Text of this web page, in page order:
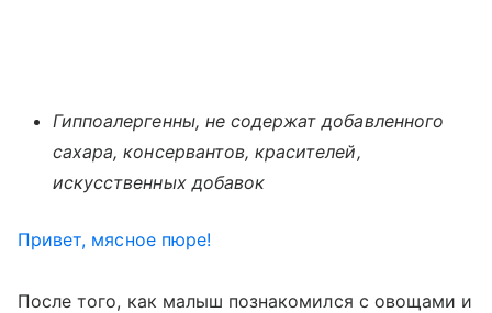
Гиппоалергенны, не содержат добавленного
сахара, консервантов, красителей,
искусственных добавок
Привет, мясное пюре!
После того, как малыш познакомился с овощами и